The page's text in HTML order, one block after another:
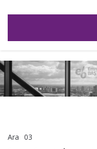
Ara 03